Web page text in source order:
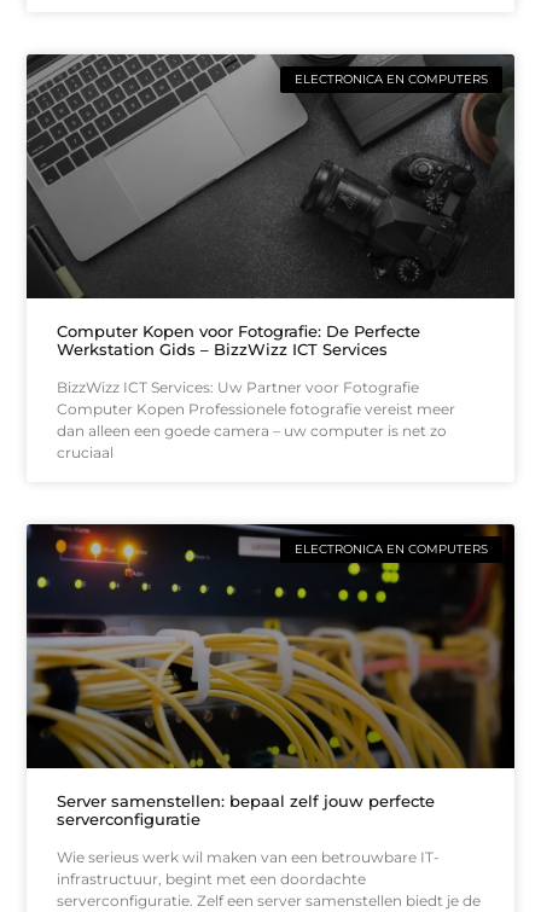
ELECTRONICA EN COMPUTERS
Computer Kopen voor Fotografie: De Perfecte
Werkstation Gids – BizzWizz ICT Services
BizzWizz ICT Services: Uw Partner voor Fotografie
Computer Kopen Professionele fotografie vereist meer
dan alleen een goede camera – uw computer is net zo
cruciaal
ELECTRONICA EN COMPUTERS
Server samenstellen: bepaal zelf jouw perfecte
serverconfiguratie
Wie serieus werk wil maken van een betrouwbare IT-
infrastructuur, begint met een doordachte
serverconfiguratie. Zelf een server samenstellen biedt je de